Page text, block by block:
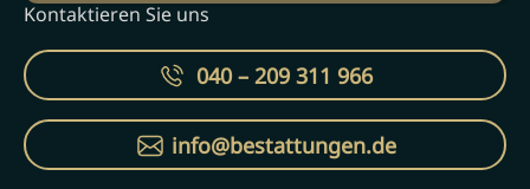
Kontaktieren Sie uns
040 – 209 311 966
info@bestattungen.de